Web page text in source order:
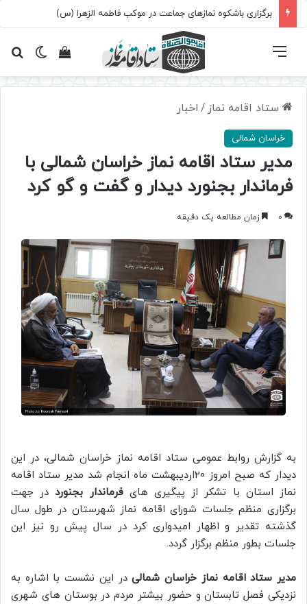
برگزاری باشکوه نمازهای جماعت در موکب فاطمه الزهرا (س)
تغییرمشاهده فهرست
ستاد اقامه نماز / اخبار
خراسان شمالی
مدیر ستاد اقامه نماز خراسان شمالی با
فرماندار بجنورد دیدار و گفت و گو کرد
0 زمان مطالعه یک دقیقه
به گزارش روابط عمومی ستاد اقامه نماز خراسان شمالی، در این
دیدار که صبح امروز 20اردیبهشت ماه انجام شد مدیر ستاد اقامه
نماز استان با تشکر از پیگیری هایفرماندار بجنورددر جهت
برگزاری منظم جلسات شورای اقامه نماز شهرستان در طول سال
گذشته تقدیر و اظهار امیدواری کرد در سال پیش رو نیز این
جلسات بطور منظم برگزار گردد.
مدیر ستاد اقامه نماز خراسان شمالیدر این نشست با اشاره به
نزدیکی فصل تابستان و حضور بیشتر مردم در بوستان های شهری